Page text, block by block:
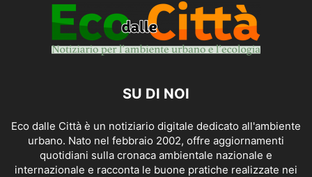
SU DI NOI
Eco dalle Città è un notiziario digitale dedicato all'ambiente
urbano. Nato nel febbraio 2002, offre aggiornamenti
quotidiani sulla cronaca ambientale nazionale e
internazionale e racconta le buone pratiche realizzate nei